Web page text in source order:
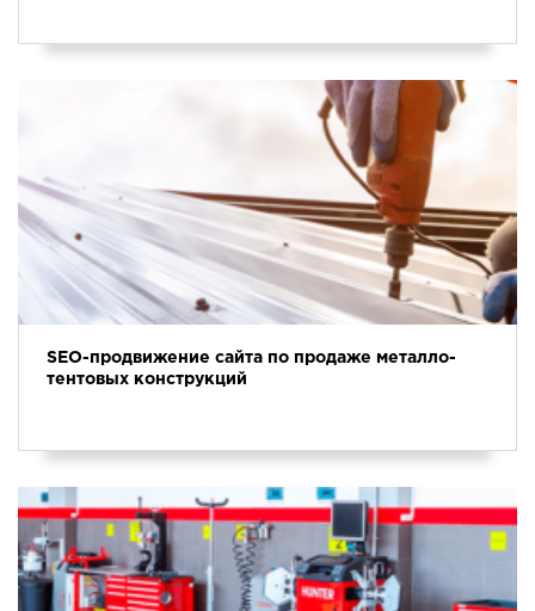
SEO-продвижение сайта по продаже металло-
тентовых конструкций